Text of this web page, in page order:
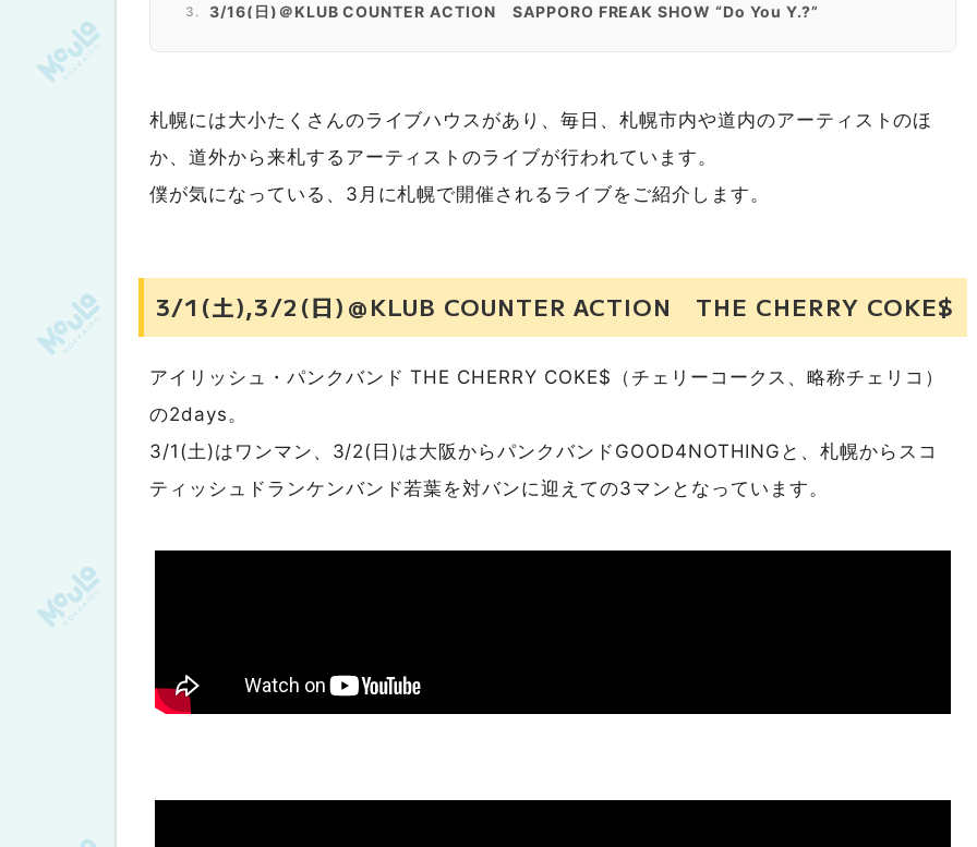
3/16(日)＠KLUB COUNTER ACTION SAPPORO FREAK SHOW “Do You Y.?”
3/30(日)＠Zepp Sapporo 04 Limited Sazabys
札幌には大小たくさんのライブハウスがあり、毎日、札幌市内や道内のアーティストのほ
か、道外から来札するアーティストのライブが行われています。
僕が気になっている、3月に札幌で開催されるライブをご紹介します。
3/1(土),3/2(日)＠KLUB COUNTER ACTION THE CHERRY COKE$
アイリッシュ・パンクバンド THE CHERRY COKE$（チェリーコークス、略称チェリコ）
の2days。
3/1(土)はワンマン、3/2(日)は大阪からパンクバンドGOOD4NOTHINGと、札幌からスコ
ティッシュドランケンバンド若葉を対バンに迎えての3マンとなっています。